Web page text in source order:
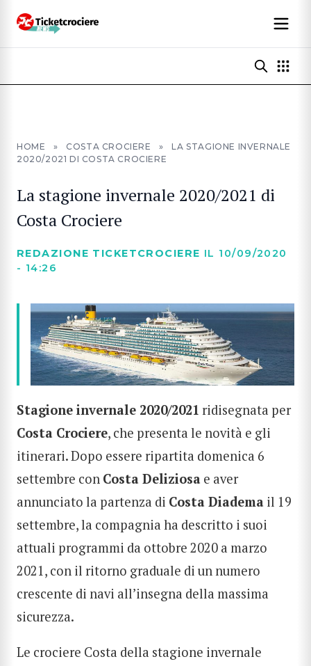
HOME » COSTA CROCIERE »
LA STAGIONE INVERNALE
2020/2021 DI COSTA CROCIERE
La stagione invernale 2020/2021 di
Costa Crociere
REDAZIONE TICKETCROCIERE IL 10/09/2020
- 14:26
Stagione invernale 2020/2021 ridisegnata per
Costa Crociere, che presenta le novità e gli
itinerari. Dopo essere ripartita domenica 6
settembre con Costa Deliziosa e aver
annunciato la partenza di Costa Diadema il 19
settembre, la compagnia ha descritto i suoi
attuali programmi da ottobre 2020 a marzo
2021, con il ritorno graduale di un numero
crescente di navi all’insegna della massima
sicurezza.
Le crociere Costa della stagione invernale